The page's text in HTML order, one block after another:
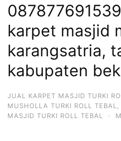
karpet masjid
karangsatria,
kabupaten
JUAL KARPET MASJID TURKI
MUSHOLLA TURKI ROLL TEBAL
MASJID TURKI ROLL TEBAL
·